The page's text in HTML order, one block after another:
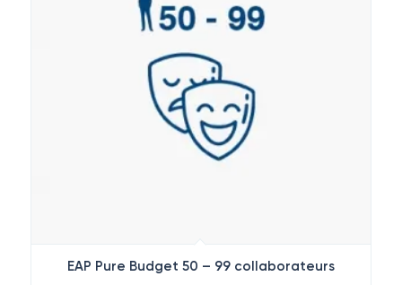
EAP Pure Budget 50 – 99 collaborateurs